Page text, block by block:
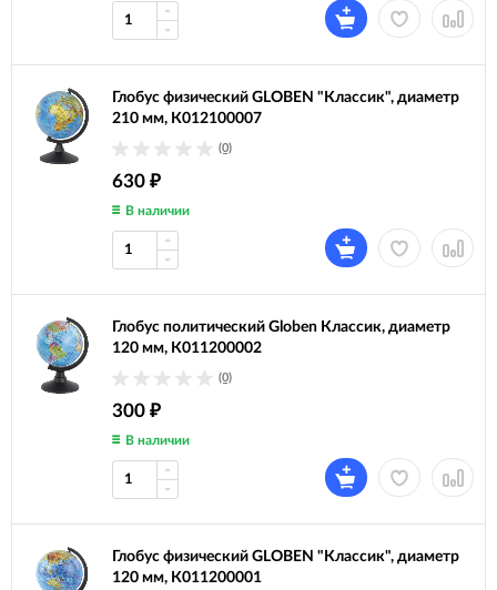
Глобус физический GLOBEN "Классик", диаметр
210 мм, К012100007
(0)
630 ₽
В наличии
Глобус политический Globen Классик, диаметр
120 мм, К011200002
(0)
300 ₽
В наличии
Глобус физический GLOBEN "Классик", диаметр
120 мм, К011200001